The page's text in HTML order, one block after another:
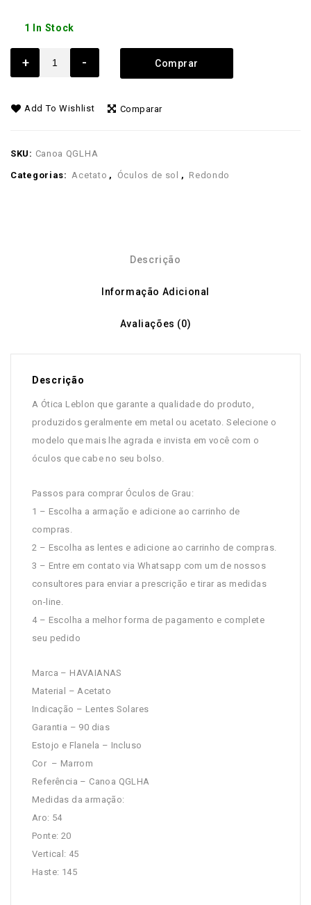
1 In Stock
+ - Comprar
Add To Wishlist Comparar
SKU: Canoa QGLHA
Categorias: Acetato , Óculos de sol , Redondo
Descrição
Informação Adicional
Avaliações (0)
Descrição
A Ótica Leblon que garante a qualidade do produto,
produzidos geralmente em metal ou acetato. Selecione o
modelo que mais lhe agrada e invista em você com o
óculos que cabe no seu bolso.
Passos para comprar Óculos de Grau:
1 – Escolha a armação e adicione ao carrinho de
compras.
2 – Escolha as lentes e adicione ao carrinho de compras.
3 – Entre em contato via Whatsapp com um de nossos
consultores para enviar a prescrição e tirar as medidas
on-line.
4 – Escolha a melhor forma de pagamento e complete
seu pedido
Marca – HAVAIANAS
Material – Acetato
Indicação – Lentes Solares
Garantia – 90 dias
Estojo e Flanela – Incluso
Cor – Marrom
Referência – Canoa QGLHA
Medidas da armação:
Aro: 54
Ponte: 20
Vertical: 45
Haste: 145